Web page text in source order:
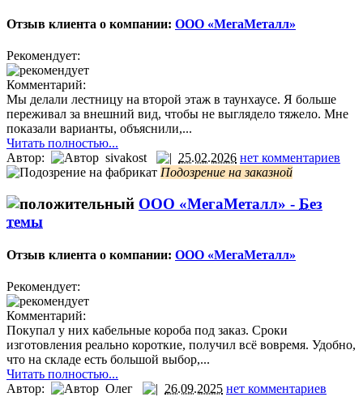
Отзыв клиента о компании: ООО «МегаМеталл»
Рекомендует:
Комментарий:
Мы делали лестницу на второй этаж в таунхаусе. Я больше
переживал за внешний вид, чтобы не выглядело тяжело. Мне
показали варианты, объяснили,...
Читать полностью...
Автор:
sivakost 25.02.2026 нет комментариев
Подозрение на заказной
ООО «МегаМеталл» - Без
темы
Отзыв клиента о компании: ООО «МегаМеталл»
Рекомендует:
Комментарий:
Покупал у них кабельные короба под заказ. Сроки
изготовления реально короткие, получил всё вовремя. Удобно,
что на складе есть большой выбор,...
Читать полностью...
Автор:
Олег 26.09.2025 нет комментариев